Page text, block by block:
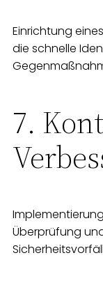
Einrichtung
die schnelle
7.
Überprüfung